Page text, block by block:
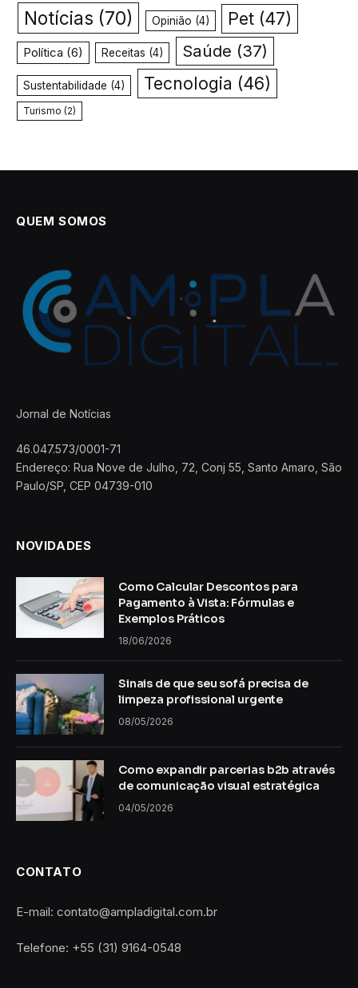
Notícias (70) Opinião (4) Pet (47)
Política (6) Receitas (4) Saúde (37)
Sustentabilidade (4) Tecnologia (46)
Turismo (2)
QUEM SOMOS
Jornal de Notícias
46.047.573/0001-71
Endereço: Rua Nove de Julho, 72, Conj 55, Santo Amaro, São
Paulo/SP, CEP 04739-010
NOVIDADES
Como Calcular Descontos para
Pagamento à Vista: Fórmulas e
Exemplos Práticos
18/06/2026
Sinais de que seu sofá precisa de
limpeza profissional urgente
08/05/2026
Como expandir parcerias b2b através
de comunicação visual estratégica
04/05/2026
CONTATO
E-mail: contato@ampladigital.com.br
Telefone: +55 (31) 9164-0548